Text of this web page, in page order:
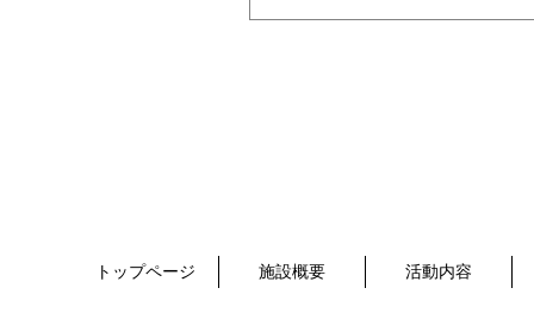
トップページ 施設概要 活動内容